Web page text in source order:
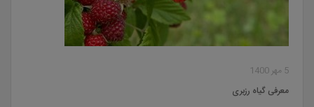
5 مهر 1400
معرفی گیاه رزبری